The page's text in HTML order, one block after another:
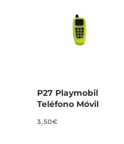
P27 Playmobil
Teléfono Móvil
3,50€